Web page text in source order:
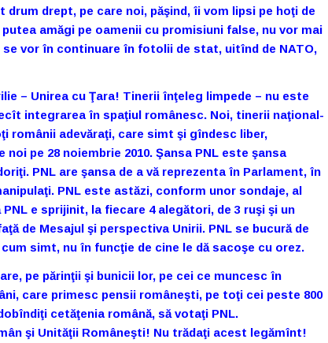
drept, pe care noi, păşind, îi vom lipsi pe hoţi de
amăgi pe oamenii cu promisiuni false, nu vor mai
vor în continuare în fotolii de stat, uitînd de NATO,
– Unirea cu Ţara! Tinerii înţeleg limpede – nu este
integrarea în spaţiul românesc. Noi, tinerii naţional-
românii adevăraţi, care simt şi gîndesc liber,
pe 28 noiembrie 2010. Şansa PNL este şansa
PNL are şansa de a vă reprezenta în Parlament, în
PNL este astăzi, conform unor sondaje, al
e sprijinit, la fiecare 4 alegători, de 3 ruşi şi un
de Mesajul şi perspectiva Unirii. PNL se bucură de
simt, nu în funcţie de cine le dă sacoşe cu orez.
pe părinţii şi bunicii lor, pe cei ce muncesc în
care primesc pensii româneşti, pe toţi cei peste 800
cetăţenia română, să votaţi PNL.
şi Unităţii Româneşti! Nu trădaţi acest legămînt!